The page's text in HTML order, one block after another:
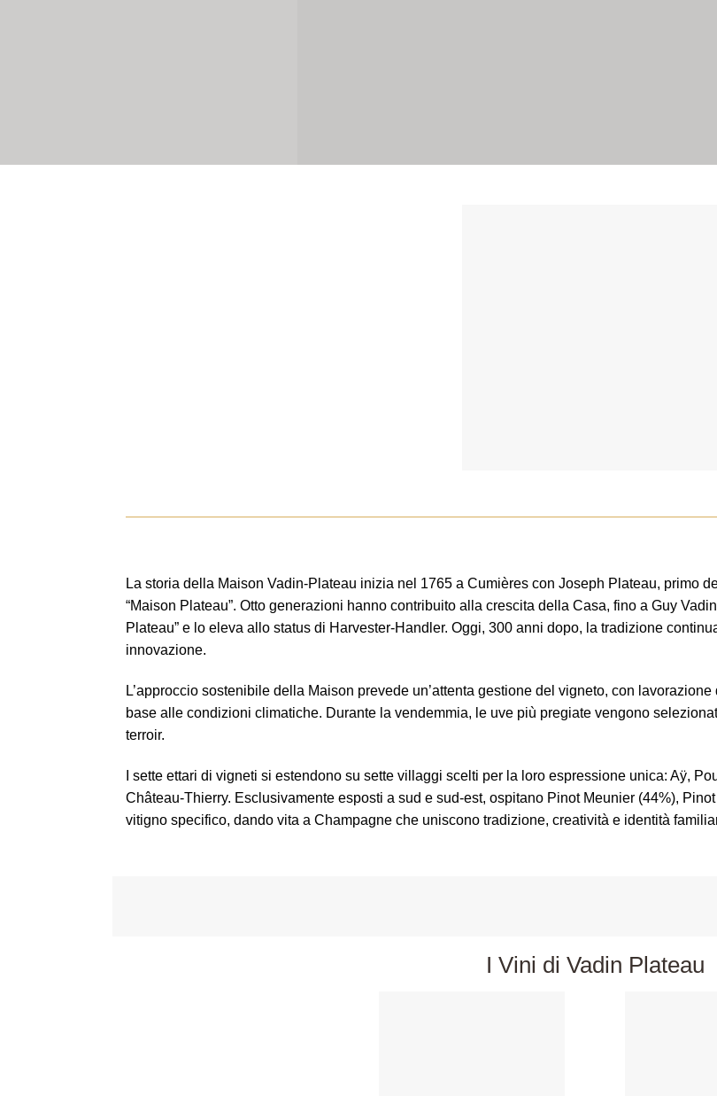
La storia della Maison Vadin-Plateau inizia nel 1765 a Cumières con Joseph Plateau, primo
“Maison Plateau”. Otto generazioni hanno contribuito alla crescita della Casa, fino a Guy
Plateau” e lo eleva allo status di Harvester-Handler. Oggi, 300 anni dopo, la tradizione
innovazione.
L’approccio sostenibile della Maison prevede un’attenta gestione del vigneto, con
base alle condizioni climatiche. Durante la vendemmia, le uve più pregiate vengono
terroir.
I sette ettari di vigneti si estendono su sette villaggi scelti per la loro espressione unica: Aÿ,
Château-Thierry. Esclusivamente esposti a sud e sud-est, ospitano Pinot Meunier (44%),
vitigno specifico, dando vita a Champagne che uniscono tradizione, creatività e identità
I Vini di Vadin Plateau